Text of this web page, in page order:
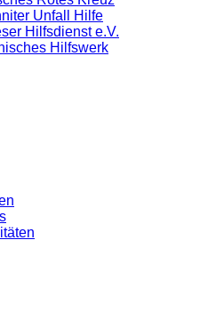
Unfall Hilfe
Hilfsdienst e.V.
Hilfswerk